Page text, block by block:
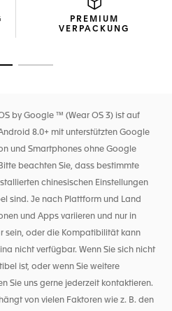
aus Titan ist die leichteste
je entwickelt hat. Sie ist
PREMIUM
VERPACKUNG
by Google ™ (Wear OS 3) ist auf
8.0+ mit unterstützten Google
und Smartphones ohne Google
beachten Sie, dass bestimmte
chinesischen Einstellungen
sind. Je nach Plattform und Land
und Apps variieren und nur in
sein, oder die Kompatibilität kann
nicht verfügbar. Wenn Sie sich nicht
ist, oder wenn Sie weitere
Sie uns gerne jederzeit kontaktieren.
von vielen Faktoren wie z. B. den